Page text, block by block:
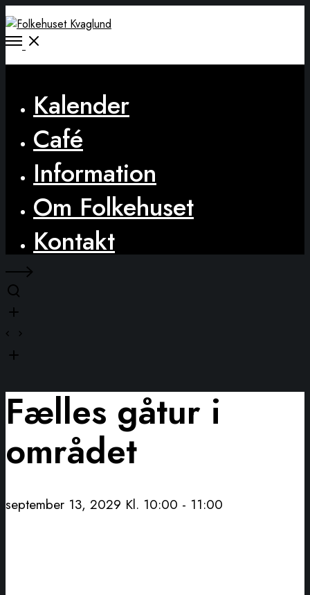
Open
Kalender
Café
Information
Om Folkehuset
Kontakt
Fælles gåtur i
området
september 13, 2029 Kl. 10:00 - 11:00